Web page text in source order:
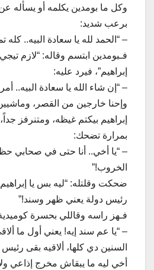
وكل ما بومدين يكلمه أو يسأله عن
برعب شديد:
– “الحمد لله يا سعادة البيه.. كله
فـبومدين ابتسم وقاله: “لازم
إبراهيم”، فيرد عليه:
– “إن شاء الله يا سعادة البيه..
​وإحنا خارجين من القصر،
إبراهيم بيكتم غيظه، ومتنرفز
بمرارة تضحك:
– “يا أخي.. أنا حتى في صحابي
الخروب!”
ضحكت وقلتله: “ليه بس يا
رئيس دولة يعني ظهر وسند!”
فـهز راسه وقاللي بحسرة
– “يا عم سند إيه! يعني أول ما
السنين دي كلها، ألاقيه بقى
أخي ليه ما يبقاش مخرج إذاعي